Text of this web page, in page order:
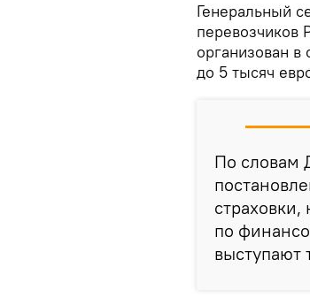
Генеральный
перевозчиков
организован в
до 5 тысяч
По словам
страховки,
по
выступают